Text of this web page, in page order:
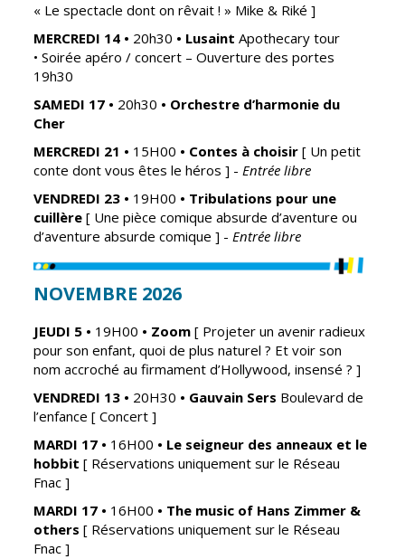
CCAS
Conseil
d'administration
Accueil de jour
L'EHPAD
Autonomie
seniors
Santé
Centre de
santé
de santé
Établissements
de soins
Pharmacies de
garde
Culture
Espace
Rollinat
Nab / La
Décale
Estivales
Conservatoire
Ateliers arts
plastiques
Musée
Not'île
Découvrir
Archives du
vendredi
Sports
« Le spectacle dont on rêvait ! » Mike & Riké ]
MERCREDI 14 • 20h30 • LusaintApothecary tour
•Soirée apéro / concert – Ouverture des portes
19h30
SAMEDI 17 • 20h30 • Orchestre d’harmonie du
Cher
MERCREDI 21 • 15H00 • Contes à choisir[ Un petit
conte dont vous êtes le héros ] - Entrée libre
VENDREDI 23 • 19H00 • Tribulations pour une
cuillère[ Une pièce comique absurde d’aventure ou
d’aventure absurde comique ] -Entrée libre
NOVEMBRE 2026
JEUDI 5 • 19H00 • Zoom[ Projeter un avenir radieux
pour son enfant, quoi de plus naturel ? Et voir son
nom accroché au firmament d’Hollywood, insensé ? ]
VENDREDI 13 • 20H30 • Gauvain Sers Boulevard de
l’enfance[ Concert ]
MARDI 17 • 16H00 • Le seigneur des anneaux et le
hobbit[ Réservations uniquement sur le Réseau
Fnac ]
MARDI 17 • 16H00 • The music of Hans Zimmer &
others[ Réservations uniquement sur le Réseau
Fnac ]